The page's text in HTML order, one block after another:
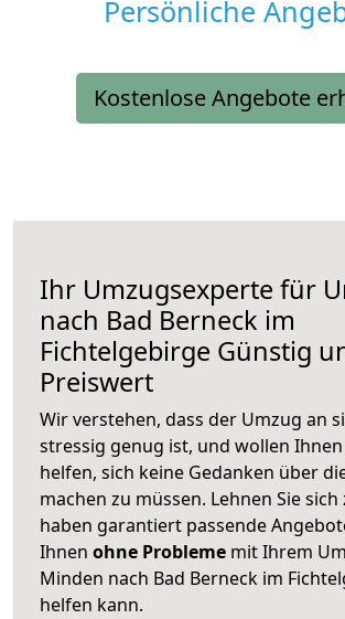
Persönliche
Kostenlose Angebote
Ihr Umzugsexperte für
nach Bad Berneck im
Fichtelgebirge Günstig
Preiswert
Wir verstehen, dass der Umzug an
stressig genug ist, und wollen
helfen, sich keine Gedanken über
machen zu müssen. Lehnen Sie
haben garantiert passende
Ihnen ohne Probleme mit Ihrem
Minden nach Bad Berneck im
helfen kann.